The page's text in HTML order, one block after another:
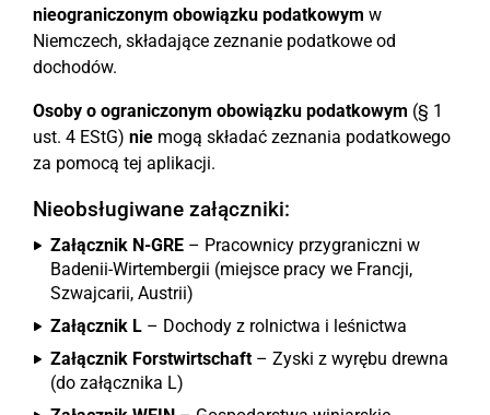
nieograniczonym obowiązku podatkowym w
Niemczech, składające zeznanie podatkowe od
dochodów.
Osoby o ograniczonym obowiązku podatkowym (§ 1
ust. 4 EStG) nie mogą składać zeznania podatkowego
za pomocą tej aplikacji.
Nieobsługiwane załączniki:
Załącznik N-GRE – Pracownicy przygraniczni w
Badenii-Wirtembergii (miejsce pracy we Francji,
Szwajcarii, Austrii)
Załącznik L – Dochody z rolnictwa i leśnictwa
Załącznik Forstwirtschaft– Zyski z wyrębu drewna
(do załącznika L)